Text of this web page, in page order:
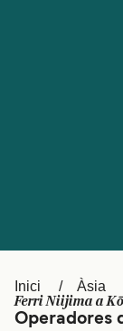
Ελλάδα
Polska
Schweiz
Inici Àsia
Ferri Niijima a
Operadores